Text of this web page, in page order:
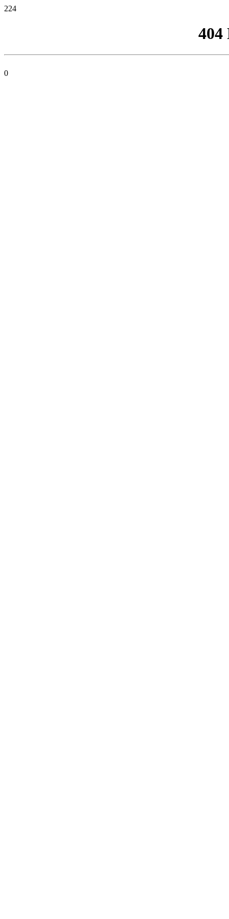
224
404
0